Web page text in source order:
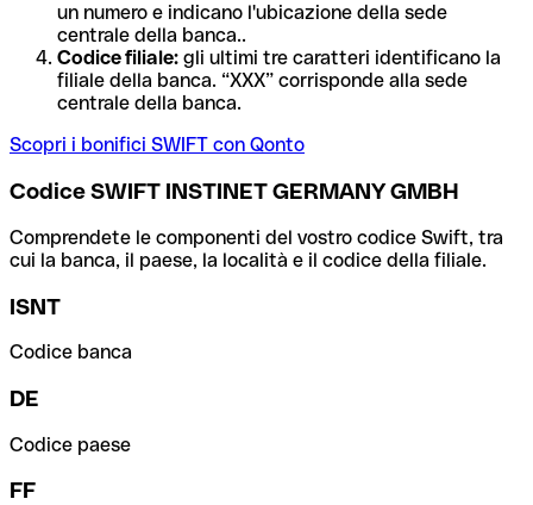
un numero e indicano l'ubicazione della sede
centrale della banca..
Codice filiale: gli ultimi tre caratteri identificano la
filiale della banca. “XXX” corrisponde alla sede
centrale della banca.
Scopri i bonifici SWIFT con Qonto
Codice SWIFT INSTINET GERMANY GMBH
Comprendete le componenti del vostro codice Swift, tra
cui la banca, il paese, la località e il codice della filiale.
ISNT
Codice banca
DE
Codice paese
FF